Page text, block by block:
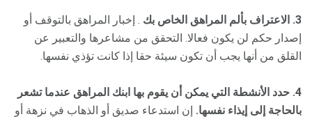
3. الاعتراف بألم المراهق الخاص بك
. إخبار المراهق بالتوقف أو
إصدار حكم لن يكون فعالا. التحقق من مشاعرها والتعبير عن
القلق من أنها يجب أن تكون سيئة حقا إذا كانت تؤذي نفسها.
4. حدد الأنشطة التي يمكن أن يقوم بها ابنك المراهق عندما تشعر
بالحاجة إلى إيذاء نفسها. إن استدعاء صديق أو الذهاب في نزهة أو